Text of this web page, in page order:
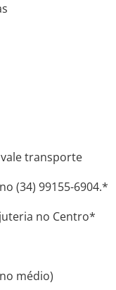
vale transporte
(34) 99155-6904.*
no Centro*
médio)